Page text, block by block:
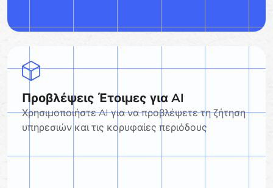
Προβλέψεις Έτοιμες για AI
Χρησιμοποιήστε AI για να προβλέψετε τη ζήτηση
υπηρεσιών και τις κορυφαίες περιόδους